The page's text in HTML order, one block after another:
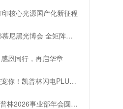
核心光源国产化新征程
凯普林亮剑2026慕尼黑光博会 全矩阵激光解决方案破解全球产业痛点
恩同行，再启华章
23年，只为硬核宠你！凯普林闪电PLUS携1000元豪礼，引爆全场
明天会更好｜凯普林2026事业部年会圆满举行